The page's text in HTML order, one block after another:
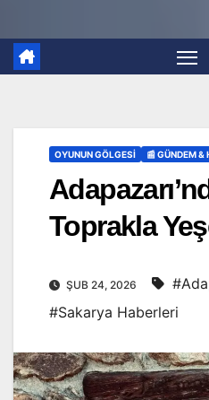
OYUNUN GÖLGESI 📰 GÜNDEM &
Toprakla
ŞUB 24, 2026
#Sakarya Haberleri